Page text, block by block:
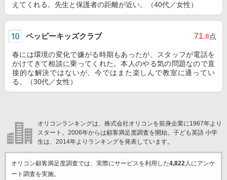
えてくれる。先生と保護者の距離が近い。（40代／女性）
ペッピーキッズクラブ 71.8点
春には環境の変化で嫌がる時期もあったが、スタッフが電話を
かけてきて相談に乗ってくれた。本人のやる気の問題なので直
接的な解決ではないが、今ではまた楽しんで教室に通ってい
る。（30代／女性）
オリコンランキングは、株式会社オリコンを前身企業に1967年より
スタート。2006年からは顧客満足度調査を開始。子ども英語 小学
生は、2014年よりランキングを発表しています。
オリコン顧客満足度調査では、実際にサービスを利用した4,822人にアンケ
ート調査を実施。